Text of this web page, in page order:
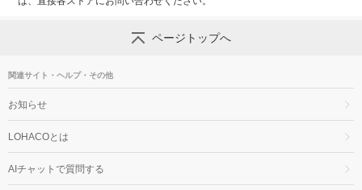
ページトップへ
関連サイト・ヘルプ・その他
お知らせ
LOHACOとは
AIチャットで質問する